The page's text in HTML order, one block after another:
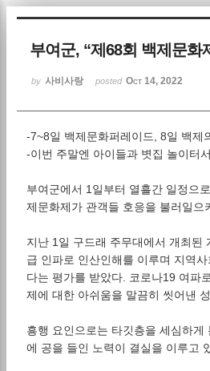
부여군, “제68회 백제문화
by 사비사랑 posted Oct 14, 2022
-7~8일 백제문화퍼레이드, 8일 백제
-이번 주말엔 아이들과 볏집 놀이터
부여군에서 1일부터 열흘간 일정으
제문화제가 관객들 호응을 불러일으
지난 1일 구드래 주무대에서 개최된
급 인파로 인산인해를 이루며 지역
다는 평가를 받았다. 코로나19 여파
제에 대한 아쉬움을 말끔히 씻어낸
흥행 요인으로는 타깃층을 세심하게
에 공을 들인 노력이 결실을 이루고
Sketchbook5, 스
Sketchbook5, 스